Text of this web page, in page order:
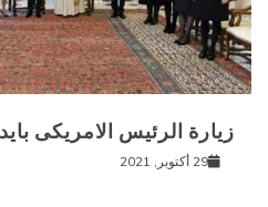
زيارة الرئيس الامريكى
29 أكتوبر, 2021